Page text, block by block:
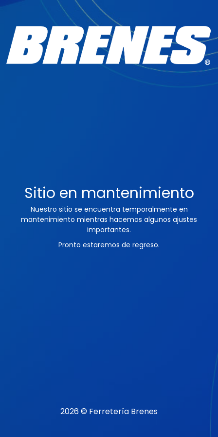
Sitio en mantenimiento
Nuestro sitio se encuentra temporalmente en
mantenimiento mientras hacemos algunos ajustes
importantes.
Pronto estaremos de regreso.
2026 © Ferretería Brenes